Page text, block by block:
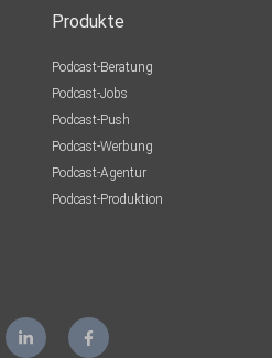
Produkte
Podcast-Beratung
Podcast-Jobs
Podcast-Push
Podcast-Werbung
Podcast-Agentur
Podcast-Produktion